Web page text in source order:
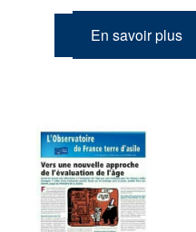
En savoir plus